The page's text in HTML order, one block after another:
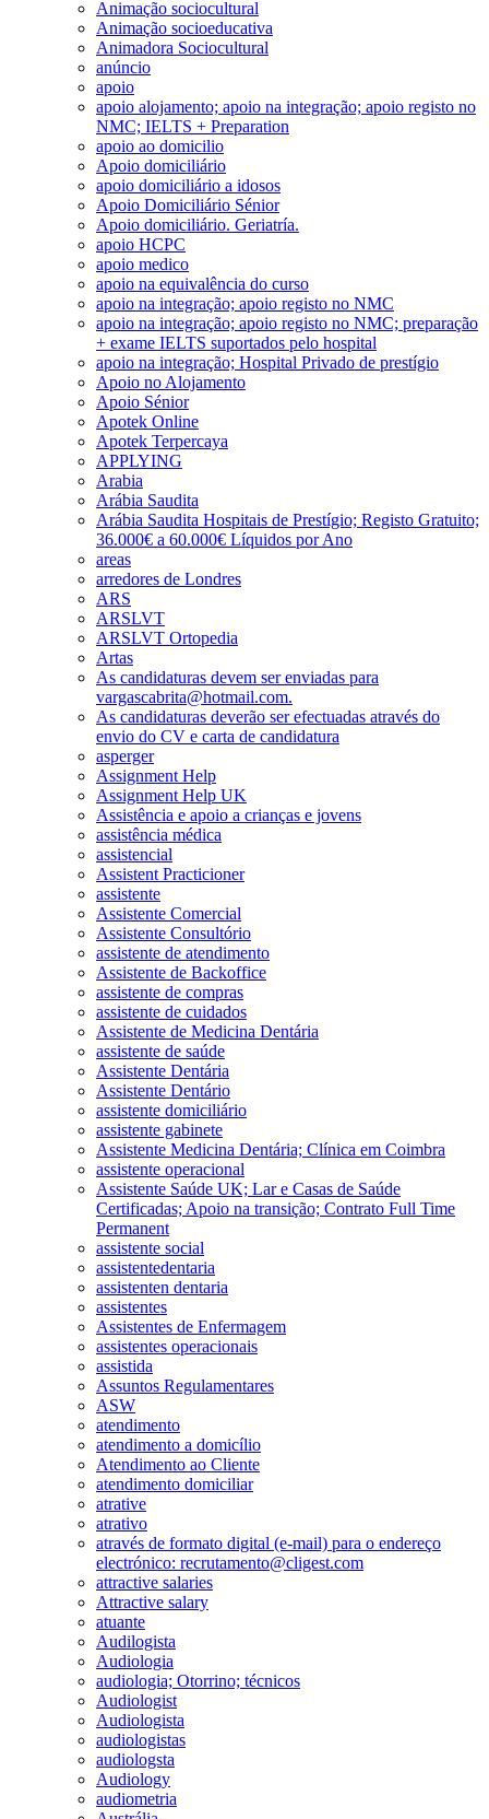
Animação sociocultural
Animação socioeducativa
Animadora Sociocultural
anúncio
apoio
apoio alojamento; apoio na integração; apoio registo no
NMC; IELTS + Preparation
apoio ao domicilio
Apoio domiciliário
apoio domiciliário a idosos
Apoio Domiciliário Sénior
Apoio domiciliário. Geriatría.
apoio HCPC
apoio medico
apoio na equivalência do curso
apoio na integração; apoio registo no NMC
apoio na integração; apoio registo no NMC; preparação
+ exame IELTS suportados pelo hospital
apoio na integração; Hospital Privado de prestígio
Apoio no Alojamento
Apoio Sénior
Apotek Online
Apotek Terpercaya
APPLYING
Arabia
Arábia Saudita
Arábia Saudita Hospitais de Prestígio; Registo Gratuito;
36.000€ a 60.000€ Líquidos por Ano
areas
arredores de Londres
ARS
ARSLVT
ARSLVT Ortopedia
Artas
As candidaturas devem ser enviadas para
vargascabrita@hotmail.com.
As candidaturas deverão ser efectuadas através do
envio do CV e carta de candidatura
asperger
Assignment Help
Assignment Help UK
Assistência e apoio a crianças e jovens
assistência médica
assistencial
Assistent Practicioner
assistente
Assistente Comercial
Assistente Consultório
assistente de atendimento
Assistente de Backoffice
assistente de compras
assistente de cuidados
Assistente de Medicina Dentária
assistente de saúde
Assistente Dentária
Assistente Dentário
assistente domiciliário
assistente gabinete
Assistente Medicina Dentária; Clínica em Coimbra
assistente operacional
Assistente Saúde UK; Lar e Casas de Saúde
Certificadas; Apoio na transição; Contrato Full Time
Permanent
assistente social
assistentedentaria
assistenten dentaria
assistentes
Assistentes de Enfermagem
assistentes operacionais
assistida
Assuntos Regulamentares
ASW
atendimento
atendimento a domicílio
Atendimento ao Cliente
atendimento domiciliar
atrative
atrativo
através de formato digital (e-mail) para o endereço
electrónico: recrutamento@cligest.com
attractive salaries
Attractive salary
atuante
Audilogista
Audiologia
audiologia; Otorrino; técnicos
Audiologist
Audiologista
audiologistas
audiologsta
Audiology
audiometria